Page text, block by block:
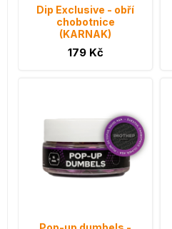
Dip Exclusive - obří
chobotnice
(KARNAK)
179 Kč